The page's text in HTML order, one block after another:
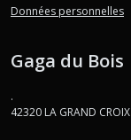
Données personnelles
Gaga du Bois
.
42320 LA GRAND CROIX